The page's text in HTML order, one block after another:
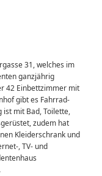
31, welches im
ganzjährig
42 Einbettzimmer mit
gibt es Fahrrad-
ist mit Bad, Toilette,
zudem hat
Kleiderschrank und
, TV- und